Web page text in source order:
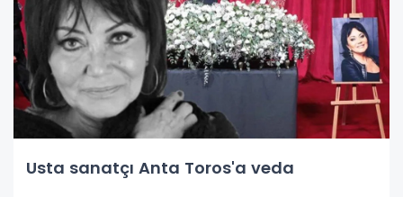
Usta sanatçı Anta Toros'a veda